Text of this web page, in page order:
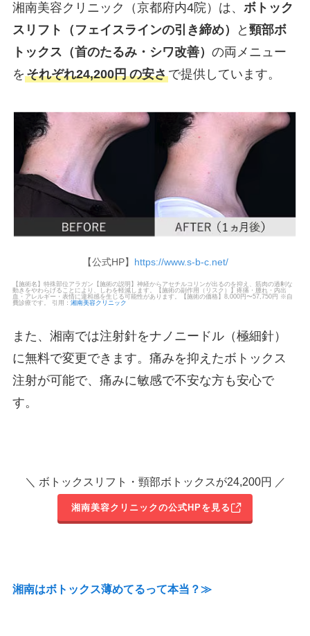
湘南美容クリニック（京都府内4院）は、 ボトック
スリフト（フェイスラインの引き締め）
と 頸部ボ
トックス（首のたるみ・シワ改善） の両メニュー
をそれぞれ24,200円 の安さで提供しています。
【公式HP】 https://www.s-b-c.net/
【施術名】特殊部位アラガン【施術の説明】神経からアセチルコリンが出るのを抑え、筋肉の過剰な
動きをやわらげることにより、しわを軽減します。【施術の副作用（リスク）】疼痛・腫れ・内出
血・アレルギー・表情に違和感を生じる可能性があります。【施術の価格】8,000円〜57,750円 ※自
費診療です。 引用： 湘南美容クリニック
また、湘南では注射針をナノニードル（極細針）
に無料で変更できます。痛みを抑えたボトックス
注射が可能で、痛みに敏感で不安な方も安心で
す。
＼ ボトックスリフト・頸部ボトックスが24,200円 ／
湘南美容クリニックの公式HPを見る
湘南はボトックス薄めてるって本当？≫